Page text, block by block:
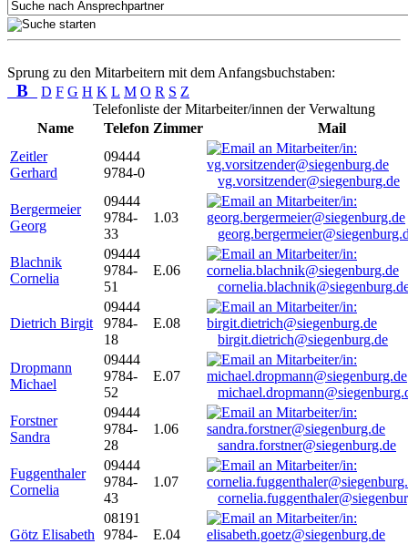
Sprung zu den Mitarbeitern mit dem Anfangsbuchstaben:
B D F G H K L M O R S Z
Telefonliste der Mitarbeiter/innen der Verwaltung
Name
Telefon Zimmer
Mail
Zeitler
Gerhard
09444
9784-0
vg.vorsitzender@siegenburg.de
Bergermeier
Georg
09444
9784-
33
1.03
Blachnik
Cornelia
09444
9784-
51
E.06
Dietrich Birgit
09444
9784-
18
E.08
birgit.dietrich@siegenburg.de
Dropmann
Michael
09444
9784-
52
E.07
Forstner
Sandra
09444
9784-
28
1.06
sandra.forstner@siegenburg.de
Fuggenthaler
Cornelia
09444
9784-
43
1.07
Götz Elisabeth
08191
9784-
E.04